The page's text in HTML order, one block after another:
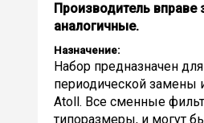
Производитель
аналогичные.
Назначение:
Набор предназначен
периодической замены
Atoll. Все сменные
типоразмеры, и могут